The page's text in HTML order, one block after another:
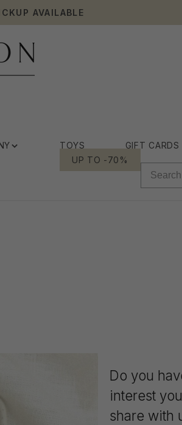
AVAILABLE
TOYS
GIFT CARDS
UP TO -70%
Do you
interest
share with